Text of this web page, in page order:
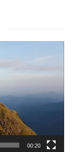
00:20